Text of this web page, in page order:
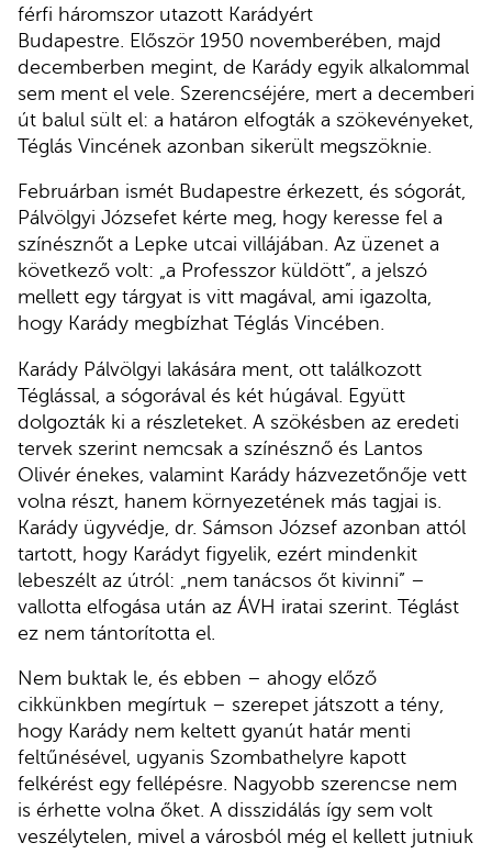
férfi háromszor utazott Karádyért
Budapestre. Először 1950 novemberében, majd
decemberben megint, de Karády egyik alkalommal
sem ment el vele. Szerencséjére, mert a decemberi
út balul sült el: a határon elfogták a szökevényeket,
Téglás Vincének azonban sikerült megszöknie.
Februárban ismét Budapestre érkezett, és sógorát,
Pálvölgyi Józsefet kérte meg, hogy keresse fel a
színésznőt a Lepke utcai villájában. Az üzenet a
következő volt: „a Professzor küldött”, a jelszó
mellett egy tárgyat is vitt magával, ami igazolta,
hogy Karády megbízhat Téglás Vincében.
Karády Pálvölgyi lakására ment, ott találkozott
Téglással, a sógorával és két húgával. Együtt
dolgozták ki a részleteket. A szökésben az eredeti
tervek szerint nemcsak a színésznő és Lantos
Olivér énekes, valamint Karády házvezetőnője vett
volna részt, hanem környezetének más tagjai is.
Karády ügyvédje, dr. Sámson József azonban attól
tartott, hogy Karádyt figyelik, ezért mindenkit
lebeszélt az útról: „nem tanácsos őt kivinni” –
vallotta elfogása után az ÁVH iratai szerint. Téglást
ez nem tántorította el.
Nem buktak le, és ebben – ahogy előző
cikkünkben megírtuk – szerepet játszott a tény,
hogy Karády nem keltett gyanút határ menti
feltűnésével, ugyanis Szombathelyre kapott
felkérést egy fellépésre. Nagyobb szerencse nem
is érhette volna őket. A disszidálás így sem volt
veszélytelen, mivel a városból még el kellett jutniuk